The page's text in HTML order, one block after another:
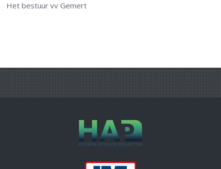
Het bestuur vv Gemert